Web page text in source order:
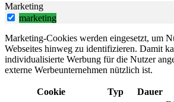
Marketing
marketing
Marketing-Cookies werden eingesetzt, um
Webseites hinweg zu identifizieren. Damit
individualisierte Werbung für die Nutzer
externe Werbeunternehmen nützlich ist.
Cookie Typ Dauer